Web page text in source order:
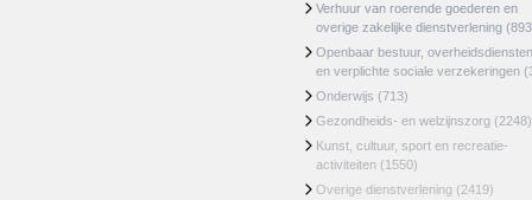
Verhuur van roerende goederen en
overige zakelijke dienstverlening
Openbaar bestuur, overheidsdiensten
en verplichte sociale verzekeringen
Onderwijs (713)
Gezondheids- en welzijnszorg (2248)
Kunst, cultuur, sport en recreatie-
activiteiten (1550)
Overige dienstverlening (2419)